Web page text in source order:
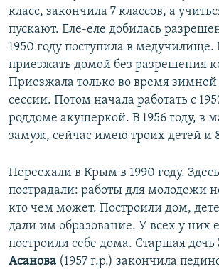
класс, закончила 7 классов, а
пускают. Еле-еле добилась
1950 году поступила в
приезжать домой без разрешения
Приезжала только во время
сессии. Потом начала работать с
роддоме акушеркой. В 1956 году, в
замуж, сейчас имею троих детей и
Переехали в Крым в 1990 году.
пострадали: работы для молодежи
кто чем может. Построили дом,
дали им образование. У всех у них
построили себе дома. Старшая дочь
Асанова (1957 г.р.) закончила